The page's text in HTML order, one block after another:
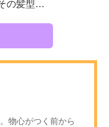
の髪型…
物心がつく前から